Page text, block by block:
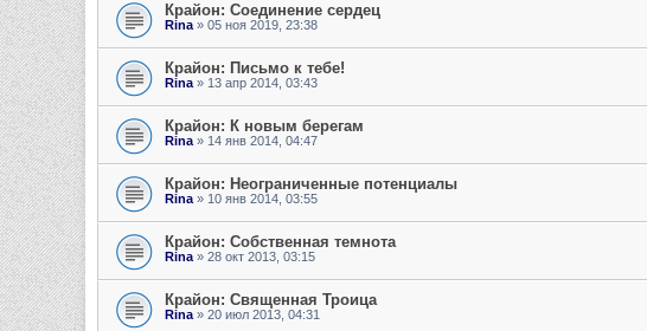
Крайон: Соединение сердец
Rina » 05 ноя 2019, 23:38
Крайон: Письмо к тебе!
Rina » 13 апр 2014, 03:43
Крайон: К новым берегам
Rina » 14 янв 2014, 04:47
Крайон: Неограниченные потенциалы
Rina » 10 янв 2014, 03:55
Крайон: Собственная темнота
Rina » 28 окт 2013, 03:15
Крайон: Священная Троица
Rina » 20 июл 2013, 04:31